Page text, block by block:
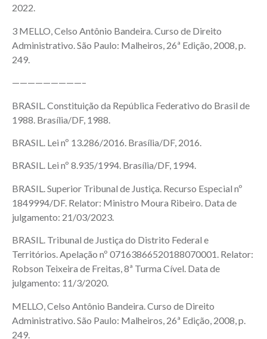
2022.
3 MELLO, Celso Antônio Bandeira. Curso de Direito
Administrativo. São Paulo: Malheiros, 26ª Edição, 2008, p.
249.
—————————–
BRASIL. Constituição da República Federativo do Brasil de
1988. Brasília/DF, 1988.
BRASIL. Lei nº 13.286/2016. Brasília/DF, 2016.
BRASIL. Lei nº 8.935/1994. Brasília/DF, 1994.
BRASIL. Superior Tribunal de Justiça. Recurso Especial nº
1849994/DF. Relator: Ministro Moura Ribeiro. Data de
julgamento: 21/03/2023.
BRASIL. Tribunal de Justiça do Distrito Federal e
Territórios. Apelação nº 07163866520188070001. Relator:
Robson Teixeira de Freitas, 8ª Turma Cível. Data de
julgamento: 11/3/2020.
MELLO, Celso Antônio Bandeira. Curso de Direito
Administrativo. São Paulo: Malheiros, 26ª Edição, 2008, p.
249.